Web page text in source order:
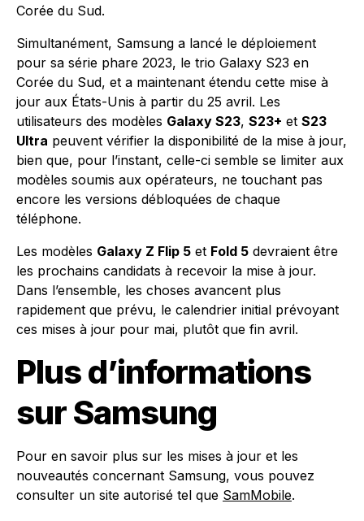
Corée du Sud.
Simultanément, Samsung a lancé le déploiement
pour sa série phare 2023, le trio Galaxy S23 en
Corée du Sud, et a maintenant étendu cette mise à
jour aux États-Unis à partir du 25 avril. Les
utilisateurs des modèles Galaxy S23, S23+ et S23
Ultra peuvent vérifier la disponibilité de la mise à jour,
bien que, pour l’instant, celle-ci semble se limiter aux
modèles soumis aux opérateurs, ne touchant pas
encore les versions débloquées de chaque
téléphone.
Les modèles Galaxy Z Flip 5 et Fold 5 devraient être
les prochains candidats à recevoir la mise à jour.
Dans l’ensemble, les choses avancent plus
rapidement que prévu, le calendrier initial prévoyant
ces mises à jour pour mai, plutôt que fin avril.
Plus d’informations
sur Samsung
Pour en savoir plus sur les mises à jour et les
nouveautés concernant Samsung, vous pouvez
consulter un site autorisé tel que SamMobile.